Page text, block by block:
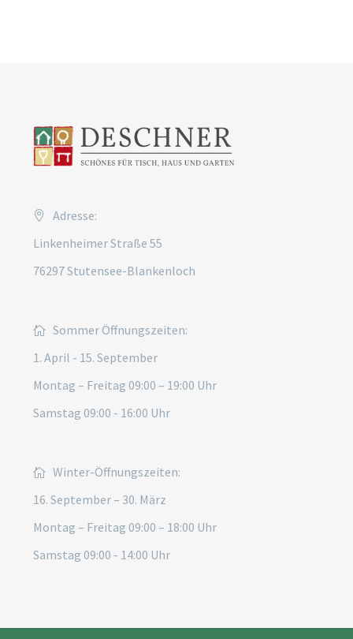
Adresse:
Linkenheimer Straße 55
76297 Stutensee-Blankenloch
Sommer Öffnungszeiten:
1. April - 15. September
Montag – Freitag 09:00 – 19:00 Uhr
Samstag 09:00 - 16:00 Uhr
Winter-Öffnungszeiten:
16. September – 30. März
Montag – Freitag 09:00 – 18:00 Uhr
Samstag 09:00 - 14:00 Uhr